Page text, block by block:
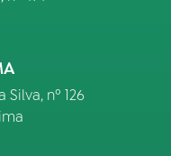
nº 126